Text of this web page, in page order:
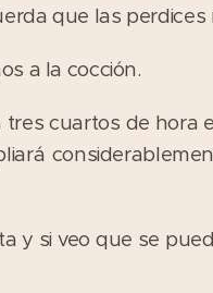
que las
a la cocción.
cuartos de hora
y si veo que se